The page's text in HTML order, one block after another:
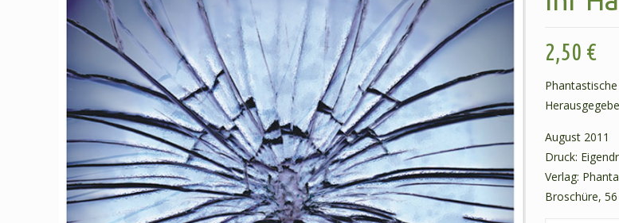
2,50 €
August 2011
Druck:
Verlag:
Broschüre,